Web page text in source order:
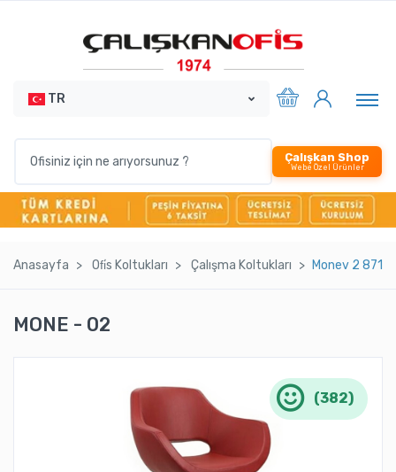
TR
Çalışkan Shop
Webe Özel Ürünler
Anasayfa Ofi̇s Koltukları Çalışma Koltukları Monev 2 8711
MONE - 02
(382)